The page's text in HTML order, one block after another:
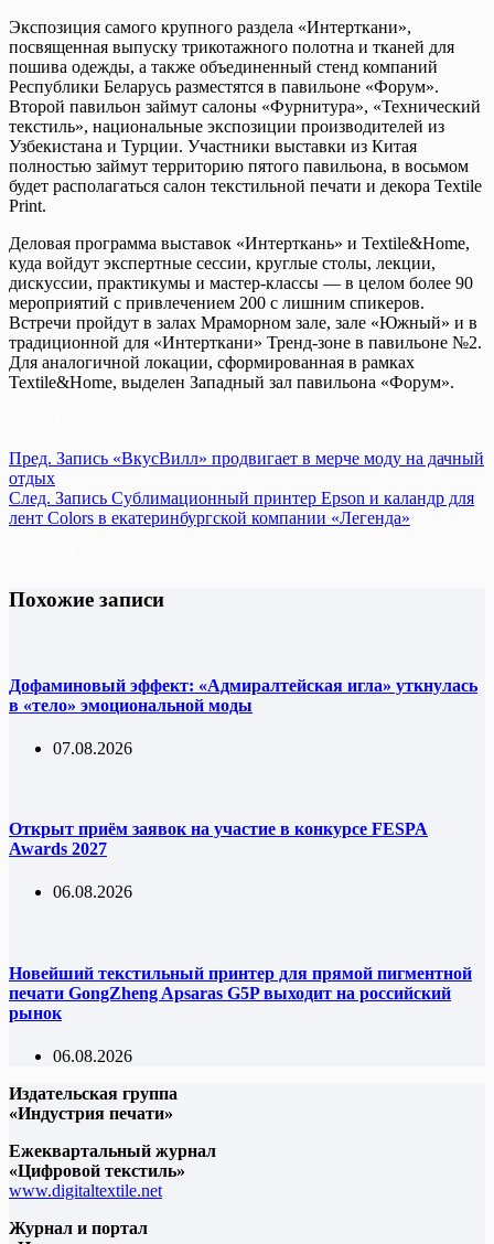
Экспозиция самого крупного раздела «Интерткани»,
посвященная выпуску трикотажного полотна и тканей для
пошива одежды, а также объединенный стенд компаний
Республики Беларусь разместятся в павильоне «Форум».
Второй павильон займут салоны «Фурнитура», «Технический
текстиль», национальные экспозиции производителей из
Узбекистана и Турции. Участники выставки из Китая
полностью займут территорию пятого павильона, в восьмом
будет располагаться салон текстильной печати и декора Textile
Print.
Деловая программа выставок «Интерткань» и Textile&Home,
куда войдут экспертные сессии, круглые столы, лекции,
дискуссии, практикумы и мастер-классы — в целом более 90
мероприятий с привлечением 200 с лишним спикеров.
Встречи пройдут в залах Мраморном зале, зале «Южный» и в
традиционной для «Интерткани» Тренд-зоне в павильоне №2.
Для аналогичной локации, сформированная в рамках
Textile&Home, выделен Западный зал павильона «Форум».
Пред. Запись «ВкусВилл» продвигает в мерче моду на дачный
отдых
След. Запись Сублимационный принтер Epson и каландр для
лент Colors в екатеринбургской компании «Легенда»
Похожие записи
Дофаминовый эффект: «Адмиралтейская игла» уткнулась
в «тело» эмоциональной моды
07.08.2026
Открыт приём заявок на участие в конкурсе FESPA
Awards 2027
06.08.2026
Новейший текстильный принтер для прямой пигментной
печати GongZheng Apsaras G5P выходит на российский
рынок
06.08.2026
Издательская группа
«Индустрия печати»
Ежеквартальный журнал
«Цифровой текстиль»
www.digitaltextile.net
Журнал и портал